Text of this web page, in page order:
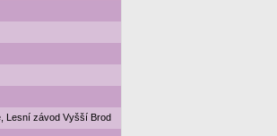
Lesní závod Vyšší Brod